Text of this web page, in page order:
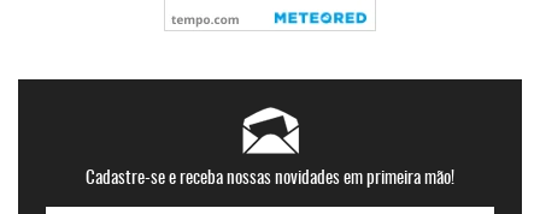
Cadastre-se e receba nossas novidades em primeira mão!